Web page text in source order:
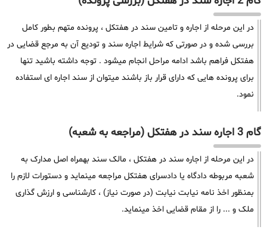
در این مرحله از اجاره و تامین سند در هفتکل ، پرونده متهم بطور کامل
بررسی شده و در صورتی که شرایط اجاره سند و تودیع آن به مرجع قضایی در
هفتکل فراهم باشد ادامه مراحل انجام میشود . توجه داشته باشید تنها
برای پرونده هایی که دارای قرار باز باشند میتوان از سند اجاره ای استفاده
نمود.
گام 3 اجاره سند در هفتکل (مراجعه به شعبه)
در این مرحله از اجاره سند در هفتکل ، مالک سند بهمراه اصل مدارک به
شعبه مربوطه دادگاه یا دادسرای هفتکل مراجعه مینماید و دستورات لازم را
بمنظور اخذ نامه نیابت نیابت (در صورت نیاز) ، کارشناسی و ارزش گذاری
ملک و ... را از مقام قضایی اخذ مینماید.